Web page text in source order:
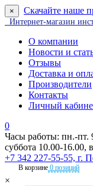
× Скачайте наше
Интернет-магазин
О компании
Новости и
Отзывы
Доставка и
Производители
Контакты
Личный
0
Часы работы: пн.-пт.
суббота 10.00-16.00,
+7 342 227-55-55, г.
В корзине 0 позиций
×